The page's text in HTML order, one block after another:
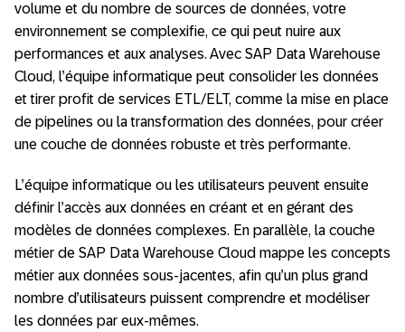
volume et du nombre de sources de données, votre
environnement se complexifie, ce qui peut nuire aux
performances et aux analyses. Avec SAP Data Warehouse
Cloud, l’équipe informatique peut consolider les données
et tirer profit de services ETL/ELT, comme la mise en place
de pipelines ou la transformation des données, pour créer
une couche de données robuste et très performante.
L’équipe informatique ou les utilisateurs peuvent ensuite
définir l’accès aux données en créant et en gérant des
modèles de données complexes. En parallèle, la couche
métier de SAP Data Warehouse Cloud mappe les concepts
métier aux données sous-jacentes, afin qu’un plus grand
nombre d’utilisateurs puissent comprendre et modéliser
les données par eux-mêmes.